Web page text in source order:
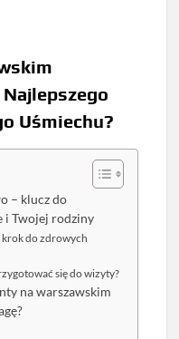
Uśmiechu?
– klucz do
i Twojej rodziny
do zdrowych
się do wizyty?
na warszawskim